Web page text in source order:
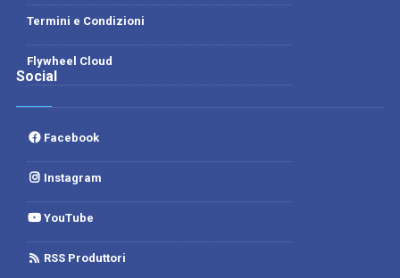
Termini e Condizioni
Flywheel Cloud
Social
Facebook
Instagram
YouTube
RSS Produttori